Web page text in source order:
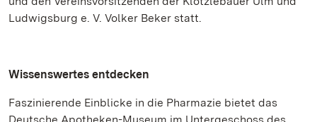
Ludwigsburg e. V. Volker Beker statt.
Wissenswertes entdecken
Faszinierende Einblicke in die Pharmazie bietet das